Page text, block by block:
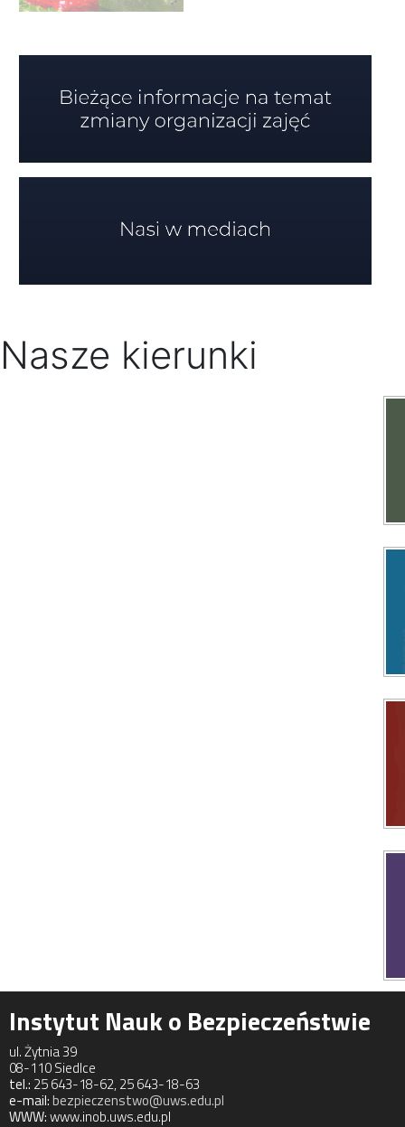
Nasze kierunki
Instytut Nauk o Bezpieczeństwie
ul. Żytnia 39
08-110 Siedlce
tel.: 25 643-18-62, 25 643-18-63
e-mail:bezpieczenstwo@uws.edu.pl
WWW:www.inob.uws.edu.pl